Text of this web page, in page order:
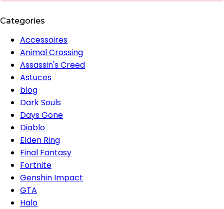
Categories
Accessoires
Animal Crossing
Assassin's Creed
Astuces
blog
Dark Souls
Days Gone
Diablo
Elden Ring
Final Fantasy
Fortnite
Genshin Impact
GTA
Halo